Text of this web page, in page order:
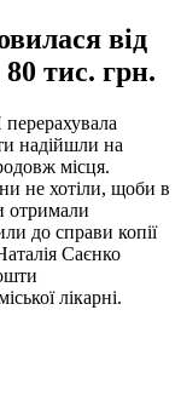
від
тис. грн.
надійшли на
місця.
не хотіли, щоби в
отримали
до справи копії
Саєнко
лікарні.